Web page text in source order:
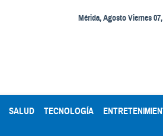
Mérida, Agosto Viernes
SALUD TECNOLOGÍA